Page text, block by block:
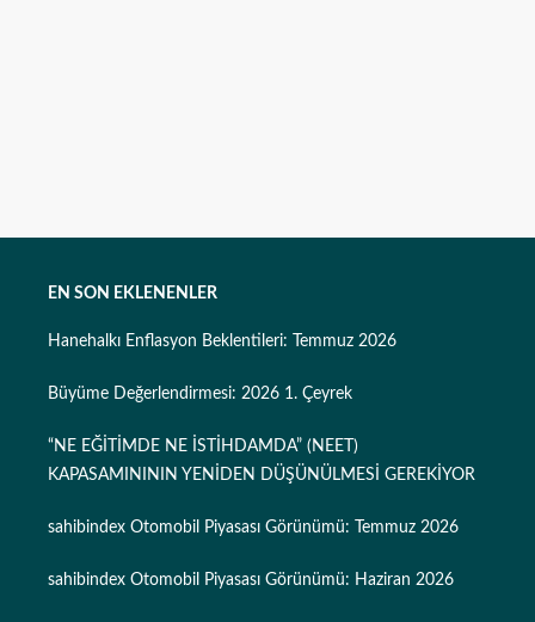
EN SON EKLENENLER
Hanehalkı Enflasyon Beklentileri: Temmuz 2026
Büyüme Değerlendirmesi: 2026 1. Çeyrek
“NE EĞİTİMDE NE İSTİHDAMDA” (NEET)
KAPASAMINININ YENİDEN DÜŞÜNÜLMESİ GEREKİYOR
sahibindex Otomobil Piyasası Görünümü: Temmuz 2026
sahibindex Otomobil Piyasası Görünümü: Haziran 2026